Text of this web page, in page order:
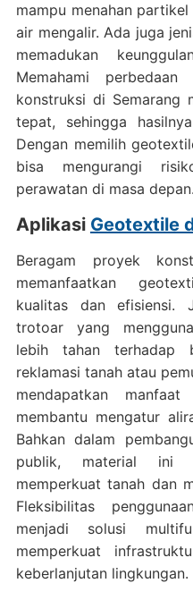
mampu menahan
air mengalir. Ada juga
memadukan
Memahami
konstruksi di Semarang
tepat, sehingga
Dengan memilih
bisa mengurangi
perawatan di masa depan.
Aplikasi Geotextile
Beragam proyek
memanfaatkan
kualitas dan efisiensi.
trotoar yang
lebih tahan terhadap
reklamasi tanah atau
mendapatkan
membantu mengatur
Bahkan dalam
publik, material ini
memperkuat tanah dan
Fleksibilitas
menjadi solusi
memperkuat
keberlanjutan lingkungan.